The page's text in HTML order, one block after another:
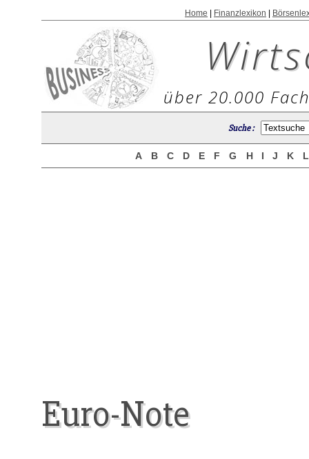
Home Finanzlexikon
über 20.000
Suche :
A B C D E F G H I J K
Euro-Note